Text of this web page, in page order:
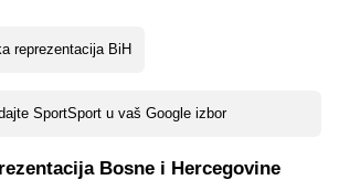
reprezentacija BiH
SportSport u vaš Google izbor
Bosne i Hercegovine